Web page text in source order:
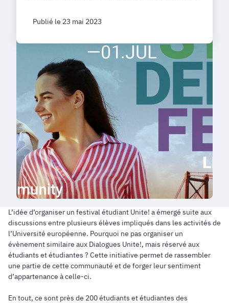
Publié le 23 mai 2023
L’idée d’organiser un festival étudiant Unite! a émergé suite aux
discussions entre plusieurs élèves impliqués dans les activités de
l’Université européenne. Pourquoi ne pas organiser un
évènement similaire aux Dialogues Unite!, mais réservé aux
étudiants et étudiantes ? Cette initiative permet de rassembler
une partie de cette communauté et de forger leur sentiment
d’appartenance à celle-ci.
En tout, ce sont près de 200 étudiants et étudiantes des